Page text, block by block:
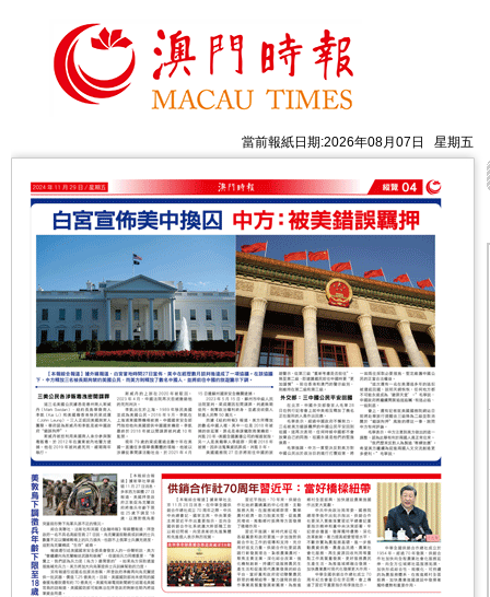
當前報紙日期:2026年08月07日 星期五